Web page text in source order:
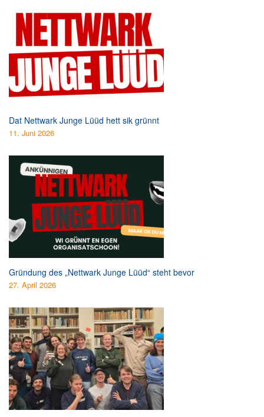
Dat Nettwark Junge Lüüd hett sik grünnt
11. Juni 2026
Gründung des „Nettwark Junge Lüüd“ steht bevor
27. April 2026